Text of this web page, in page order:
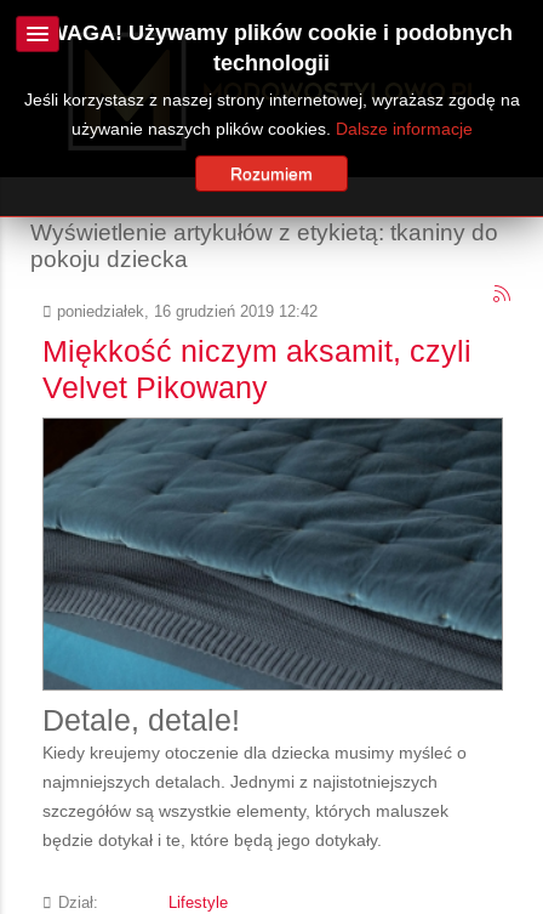
Wyświetlenie artykułów z etykietą: tkaniny do
pokoju dziecka
poniedziałek, 16 grudzień 2019 12:42
Miękkość niczym aksamit, czyli
Velvet Pikowany
Detale, detale!
Kiedy kreujemy otoczenie dla dziecka musimy myśleć o
najmniejszych detalach. Jednymi z najistotniejszych
szczegółów są wszystkie elementy, których maluszek
będzie dotykał i te, które będą jego dotykały.
Dział: Lifestyle
UWAGA! Używamy plików cookie i podobnych
technologii
Jeśli korzystasz z naszej strony internetowej, wyrażasz zgodę na
używanie naszych plików cookies. Dalsze informacje
Rozumiem